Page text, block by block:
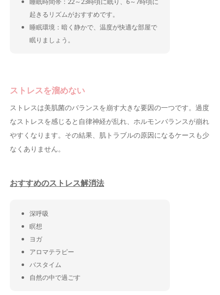
起きるリズムがおすすめです。
睡眠環境：暗く静かで、温度が快適な部屋で
眠りましょう。
ストレスを溜めない
ストレスは美肌菌のバランスを崩す大きな要因の一つです。過度
なストレスを感じると自律神経が乱れ、ホルモンバランスが崩れ
やすくなります。その結果、肌トラブルの原因になるケースも少
なくありません。
おすすめのストレス解消法
深呼吸
瞑想
ヨガ
アロマテラピー
バスタイム
自然の中で過ごす